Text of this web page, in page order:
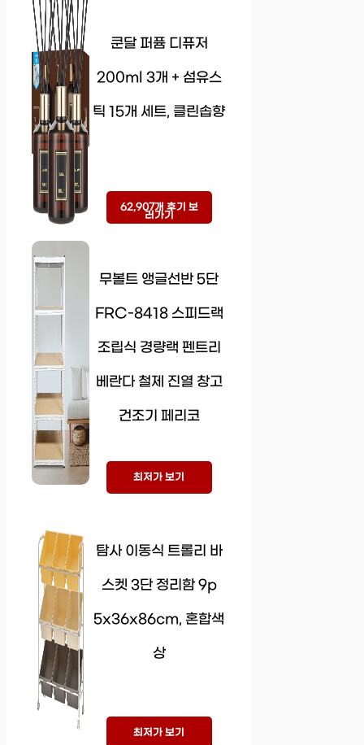
쿤달 퍼퓸 디퓨저
200ml 3개 + 섬유스
틱 15개 세트, 클린솝향
62,907개 후기 보
러가기
무볼트 앵글선반 5단
FRC-8418 스피드랙
조립식 경량랙 펜트리
베란다 철제 진열 창고
건조기 페리코
최저가 보기
탐사 이동식 트롤리 바
스켓 3단 정리함 9p
5x36x86cm, 혼합색
상
최저가 보기